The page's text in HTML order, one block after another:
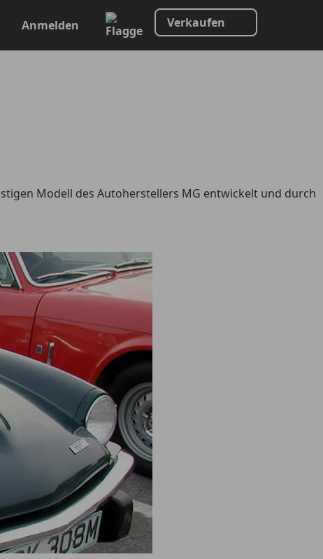
Anmelden Verkaufen
Modell des Autoherstellers MG entwickelt und durch